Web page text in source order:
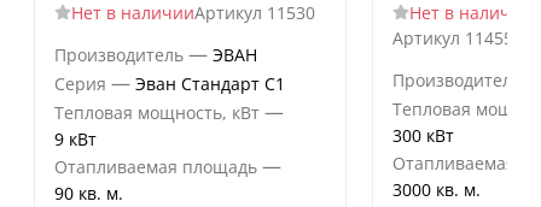
Нет в наличииАртикул 11530
Производитель — ЭВАН
Серия — Эван Стандарт С1
Тепловая мощность, кВт —
9 кВт
Отапливаемая площадь —
90 кв. м.
Нет в наличии
Артикул 11455id
Производитель
Тепловая
300 кВт
Отапливаемая
3000 кв. м.